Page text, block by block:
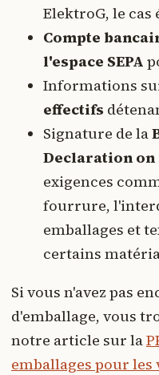
ElektroG, le cas
Compte
l'espace SEPA
Informations
effectifs
Signature de la
Declaration
exigences
fourrure,
emballages et
certains
Si vous n'avez pas
d'emballage, vous
notre article sur la
emballages pour